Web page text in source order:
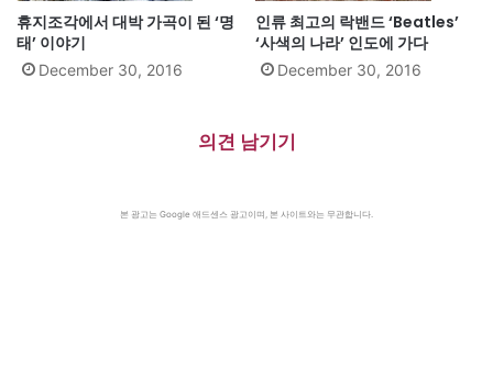
휴지조각에서 대박 가곡이 된 ‘명
태’ 이야기
December 30, 2016
인류 최고의 락밴드 ‘Beatles’
‘사색의 나라’ 인도에 가다
December 30, 2016
의견 남기기
본 광고는 Google 애드센스 광고이며, 본 사이트와는 무관합니다.